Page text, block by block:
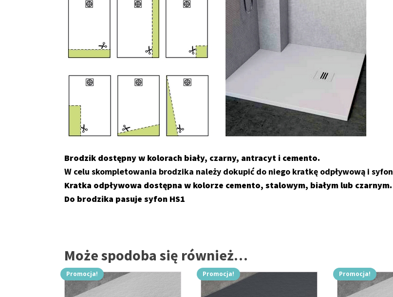
Brodzik dostępny w kolorach biały, czarny, antracyt i cemento.
W celu skompletowania brodzika należy dokupić do niego kratkę odpływową i syfon
Kratka odpływowa dostępna w kolorze cemento, stalowym, białym lub czarnym.
Do brodzika pasuje syfon HS1
Może spodoba się również…
Promocja! Promocja! Promocja!